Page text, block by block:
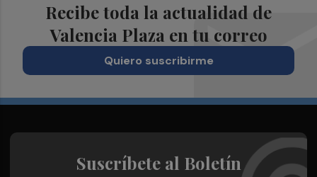
Recibe toda la actualidad de
Valencia Plaza en tu correo
Quiero suscribirme
Suscríbete al Boletín